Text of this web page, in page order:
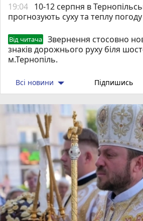
19:04 10-12 серпня в
прогнозують суху та теплу погоду
Від читача
Звернення стосовно
знаків дорожнього руху біля
м.Тернопіль.
Всі новини Підпишись